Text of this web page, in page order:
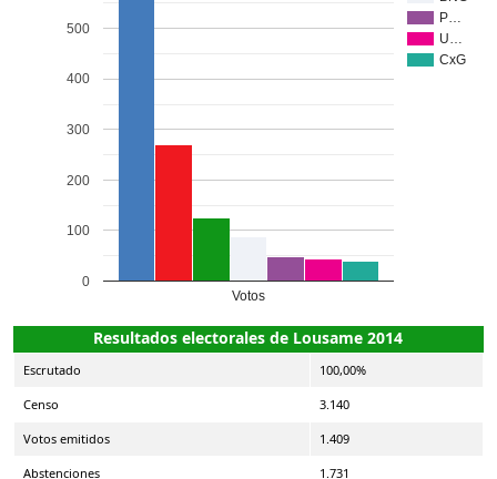
P…
U…
CxG
Votos
0
100
200
300
400
500
Resultados electorales de Lousame 2014
Escrutado 100,00%
Censo 3.140
Votos emitidos 1.409
Abstenciones 1.731